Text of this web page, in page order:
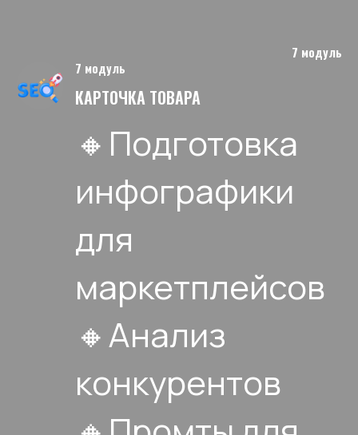
7 модуль
7 модуль
КАРТОЧКА ТОВАРА
🔸Подготовка
инфографики
для
маркетплейсов
🔸Анализ
конкурентов